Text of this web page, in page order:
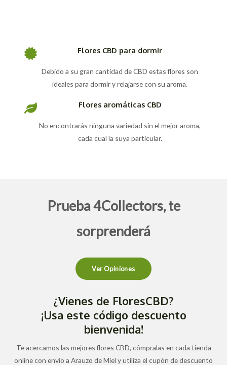
Flores CBD para dormir
Debido a su gran cantidad de CBD estas flores son
ideales para dormir y relajarse con su aroma.
Flores aromáticas CBD
No encontrarás ninguna variedad sin el mejor aroma,
cada cual la suya particular.
Prueba 4Collectors, te
sorprenderá
Ver Opiniones
¿Vienes de FloresCBD?
¡Usa este código descuento
bienvenida!
Te acercamos las mejores flores CBD, cómpralas en cada tienda
online con envío a Arauzo de Miel y utiliza el cupón de descuento